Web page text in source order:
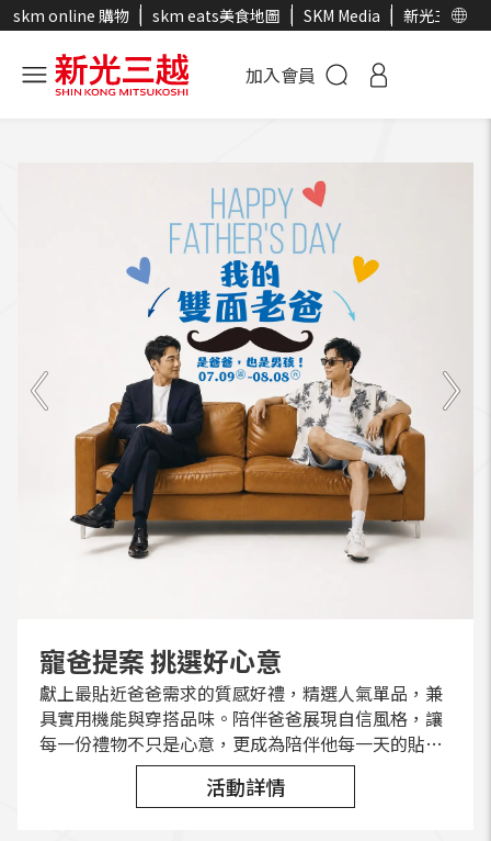
skm online 購物 skm eats美食地圖 SKM Media 新光三越官
加入會員
2026新光三越夏天卡利High，就是
7/9(四)-8/13(四) 貴賓卡 X 11大指定銀行skm online
消費同享4%5%6%，享4,000~500,000點，超高skm
points回饋。skm pay限定!指定銀行單筆3,000+1%
skm points高回饋優惠7%。
活動詳情
2026新光三越夏天卡利High-就是
購划算
2026新光三越夏天卡利High-就是購划算活動全台登
場!卡利嗨456%、SKM PAY最高7%回饋，台北、台
中、台南、嘉義、台南、高雄、桃園全台百貨同步熱
烈展開！各大品牌同步推出多項限時優惠、信用卡優
寵爸提案 挑選好心意
獻上最貼近爸爸需求的質感好禮，精選人氣單品，兼
具實用機能與穿搭品味。陪伴爸爸展現自信風格，讓
每一份禮物不只是心意，更成為陪伴他每一天的貼心
活動詳情
2026七夕情人節 | 名師占卜 愛的解
密
解不開的愛情難題，就交給專業的來解惑
活動詳情
【有點ALL PASS】只要500點，吃
喝玩樂一次擁有！
【有點ALL PASS】只要500點，吃喝玩樂一次擁有！
活動詳情
限時升等 享好禮
活動期間，新申辦新光三越貴賓卡並完成當日首筆交
易，即可憑當日消費憑證兌換首購禮乙份，活動期間
每人限兌換乙份（各店數量有限，送完為止）。
活動詳情
新光三越使用運動幣「添裝備」、
「做運動」最高可抵500元
新光三越使用運動幣「添裝備」、「做運動」最高可
抵500元
活動詳情
The Gold Lounge 只為金卡會員開
啟的專屬空間
專為金卡會員悉心打造，這裡是一處靜謐舒適的專屬
天地。 在購物之餘，您可於此放鬆心情、享受片刻悠
閒，體驗更臻尊寵的休憩時光。
2026 夏季卡利HIGH｜怦然心動禮
2026 夏季卡利HIGH｜怦然心動禮
活動詳情
暑假好好玩
集結手作DIY、永續教育、生態探索、科學實驗、職
人體驗、動漫快閃、人氣IP見面會、足球運動及精彩
舞台表演，<br>從早玩到晚、從小朋友到大朋友，都
能找到屬於自己的夏日樂趣，打造最豐富的暑假活動
活動詳情
2026新光三越「T368城鄉物產
展」
2026新光三越「T368城鄉物產展」
活動詳情
2026七夕情人節 | 愛情翻譯中
有些愛，藏在一份合你口味的餐點裡，藏在一個精心
準備的禮物裡，藏在兩個人並肩前行的路上。愛從來
不只有一種語言，今年就把說不出口的心意，翻譯成
最貼近彼此的禮物與行動，傳遞每一份愛意。
活動詳情
2026中秋節｜歡聚佳節 禮品特輯
2026中秋節禮品特輯，現正預購中
活動詳情
新光三越紙袋減量 ｜ 攜手減袋，地
球減碳
當我們踏進新光三越的每一刻，不僅是享受購物樂
趣，更是串連無數美好回憶的起點。如今，為了守護
這些美好，新光三越更朝「永續百貨」的願景邁進。
從減碳愛地球的紙袋減量計畫開始，我們攜手顧客選
聯名卡專屬優惠
持新光三越聯名卡於全台新光三越百貨公司消費，一
般商品平時可享 9 折或 95 折優惠(公賣品、特價品、
及部分商品及專櫃除外)，特賣期間部份商品可再享
95 折(不得與貴賓卡優惠合併使用)。
活動詳情
2026夏日藝術季
在【玩具太空總部】裡，一場充滿想像力的任務開始
了！那些陪我們長大的玩具，就像一扇扇小門，輕輕
打開就能飛進充滿想像的太空世界。在這裡，你能遇
見宇宙魚、跳不停的快樂蛙蛙、愛探頭的萬事通地
鼠，還有在改變中長出翅膀的默默毛蟲。走著走著你
活動詳情
2026 是誰的遊戲間 × KAI PIXEL
ART
新光三越限定 是誰WHO ART YOU系巡迴展
活動詳情